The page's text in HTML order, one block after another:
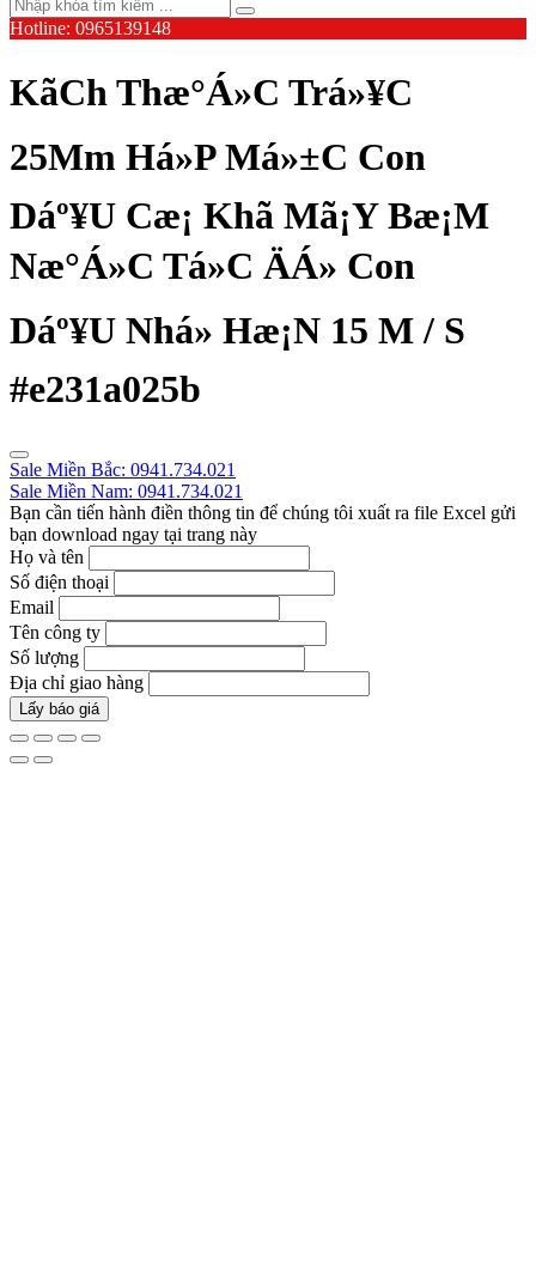
Hotline: 0965139148
Kã­Ch Thæ°Á»C Trá»¥C
25Mm Há»P Má»±C Con
Dáº¥U Cæ¡ Khã­ Mã¡Y Bæ¡M
Næ°Á»C Tá»C ÄÁ» Con
Dáº¥U Nhá» Hæ¡N 15 M / S
#e231a025b
Sale Miền Bắc: 0941.734.021
Sale Miền Nam: 0941.734.021
Bạn cần tiến hành điền thông tin để chúng tôi xuất ra file Excel gửi
bạn download ngay tại trang này
Họ và tên
Số điện thoại
Email
Tên công ty
Số lượng
Địa chỉ giao hàng